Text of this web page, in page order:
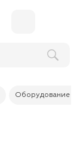
Оборудование